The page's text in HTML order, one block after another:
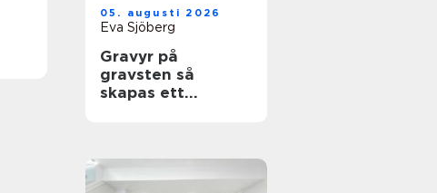
05. augusti 2026
Eva Sjöberg
Gravyr på
gravsten så
skapas ett